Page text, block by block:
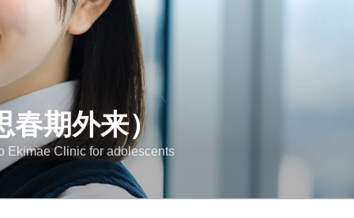
春期外来）
Ekimae Clinic for adolescents